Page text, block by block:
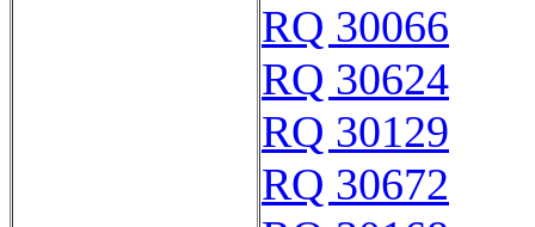
RQ 30066
RQ 30624
RQ 30129
RQ 30672